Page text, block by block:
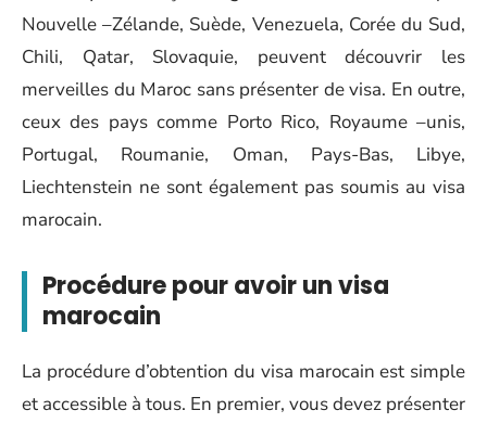
Nouvelle –Zélande, Suède, Venezuela, Corée du Sud,
Chili, Qatar, Slovaquie, peuvent découvrir les
merveilles du Maroc sans présenter de visa. En outre,
ceux des pays comme Porto Rico, Royaume –unis,
Portugal, Roumanie, Oman, Pays-Bas, Libye,
Liechtenstein ne sont également pas soumis au visa
marocain.
Procédure pour avoir un visa
marocain
La procédure d’obtention du visa marocain est simple
et accessible à tous. En premier, vous devez présenter